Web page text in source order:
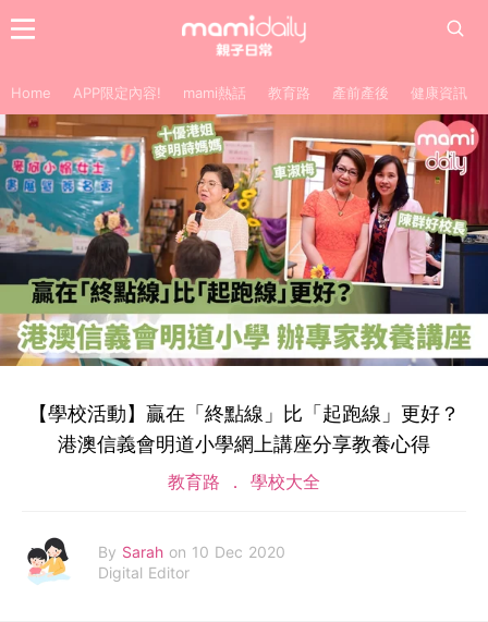
Home APP限定內容! mami熱話 教育路 產前產後 健康資訊
【學校活動】贏在「終點線」比「起跑線」更好？
港澳信義會明道小學網上講座分享教養心得
教育路 學校大全
By Sarah on 10 Dec 2020
Digital Editor